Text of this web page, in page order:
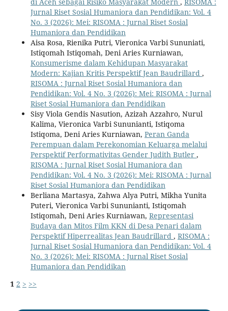
Jurnal Riset Sosial Humaniora dan Pendidikan: Vol. 4
No. 3 (2026): Mei: RISOMA : Jurnal Riset Sosial
Humaniora dan Pendidikan
Aisa Rosa, Rienika Putri, Vieronica Varbi Sununiati,
Istiqomah Istiqomah, Deni Aries Kurniawan,
Konsumerisme dalam Kehidupan Masyarakat
Modern: Kajian Kritis Perspektif Jean Baudrillard ,
RISOMA : Jurnal Riset Sosial Humaniora dan
Pendidikan: Vol. 4 No. 3 (2026): Mei: RISOMA : Jurnal
Riset Sosial Humaniora dan Pendidikan
Sisy Viola Gendis Nasution, Azizah Azzahro, Nurul
Kalima, Vieronica Varbi Sununianti, Istiqoma
Istiqoma, Deni Aries Kurniawan, Peran Ganda
Perempuan dalam Perekonomian Keluarga melalui
Perspektif Performativitas Gender Judith Butler ,
RISOMA : Jurnal Riset Sosial Humaniora dan
Pendidikan: Vol. 4 No. 3 (2026): Mei: RISOMA : Jurnal
Riset Sosial Humaniora dan Pendidikan
Berliana Martasya, Zahwa Alya Putri, Mikha Yunita
Puteri, Vieronica Varbi Sununianti, Istiqomah
Istiqomah, Deni Aries Kurniawan, Representasi
Budaya dan Mitos Film KKN di Desa Penari dalam
Perspektif Hiperrealitas Jean Baudrillard , RISOMA :
Jurnal Riset Sosial Humaniora dan Pendidikan: Vol. 4
No. 3 (2026): Mei: RISOMA : Jurnal Riset Sosial
Humaniora dan Pendidikan
1 2 > >>